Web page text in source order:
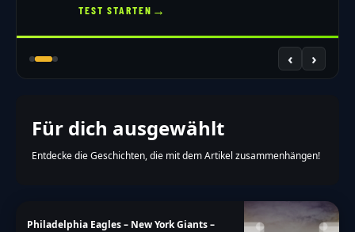
TEST STARTEN →
‹ ›
Für dich ausgewählt
Entdecke die Geschichten, die mit dem Artikel zusammenhängen!
Philadelphia Eagles – New York Giants –